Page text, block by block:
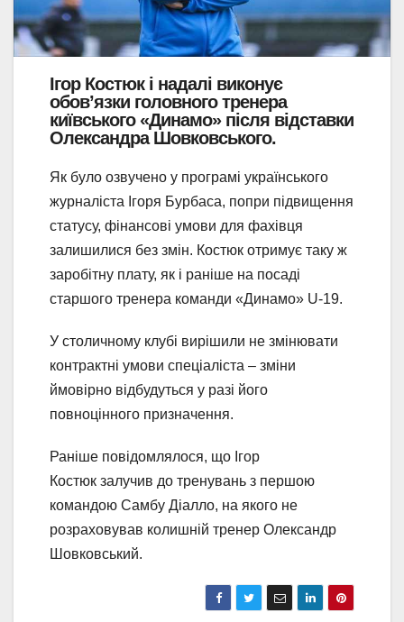
Ігор Костюк і надалі виконує
обов’язки головного тренера
київського «Динамо» після відставки
Олександра Шовковського.
Як було озвучено у програмі українського
журналіста Ігоря Бурбаса, попри підвищення
статусу, фінансові умови для фахівця
залишилися без змін. Костюк отримує таку ж
заробітну плату, як і раніше на посаді
старшого тренера команди «Динамо» U-19.
У столичному клубі вирішили не змінювати
контрактні умови спеціаліста – зміни
ймовірно відбудуться у разі його
повноцінного призначення.
Раніше повідомлялося, що Ігор
Костюк залучив до тренувань з першою
командою Самбу Діалло, на якого не
розраховував колишній тренер Олександр
Шовковський.